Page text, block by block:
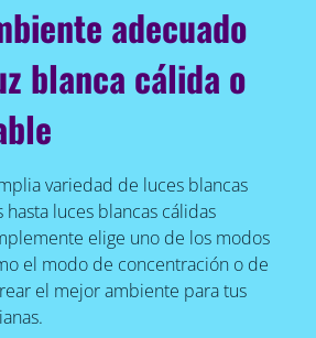
adecuado
blanca cálida o
variedad de luces blancas
luces blancas cálidas
elige uno de los modos
el modo de concentración o de
el mejor ambiente para tus